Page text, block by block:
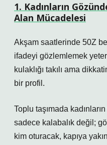
1. Kadınların
Alan Mücadelesi
Akşam saatlerinde 50Z
ifadeyi gözlemlemek
kulaklığı takılı ama
bir profil.
Toplu taşımada
sadece kalabalık değil;
kim oturacak, kapıya